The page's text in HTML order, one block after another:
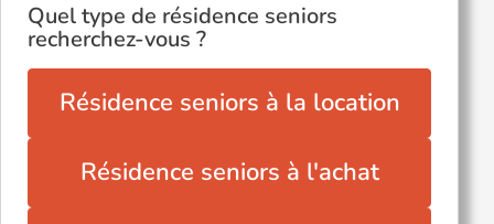
Quel type de résidence seniors
recherchez-vous ?
Résidence seniors à la location
Résidence seniors à l'achat